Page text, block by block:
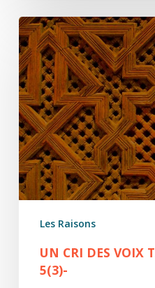
Un
cri
des
voix
tu(é)es:
Boualem-
5(3)-
Les Raisons
UN CRI DES VOIX
5(3)-